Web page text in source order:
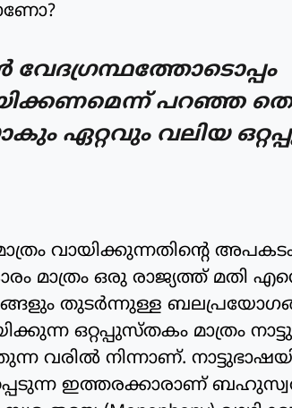
പറഞ്ഞ
ഏറ്റവും വലിയ
വായിക്കുന്നതിന്റെ
മാത്രം ഒരു രാജ്യത്ത് മതി
തുടർന്നുള്ള
ഒറ്റപ്പുസ്തകം മാത്രം
വരിൽ നിന്നാണ്.
ഇത്തരക്കാരാണ്